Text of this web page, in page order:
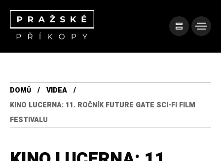
DOMŮ
VIDEA
KINO LUCERNA: 11. ROČNÍK FUTURE GATE SCI-FI FILM
FESTIVALU